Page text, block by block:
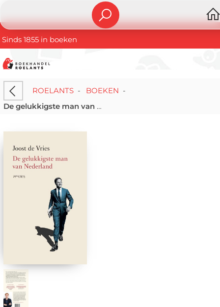
Sinds 1855 in boeken
ROELANTS- BOEKEN -
De gelukkigste man van Nederland